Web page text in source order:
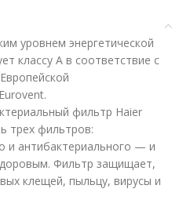
уровнем энергетической
классу А в соответствие с
фильтр Haier
трех фильтров:
и антибактериального — и
Фильтр защищает,
клещей, пыльцу, вирусы и